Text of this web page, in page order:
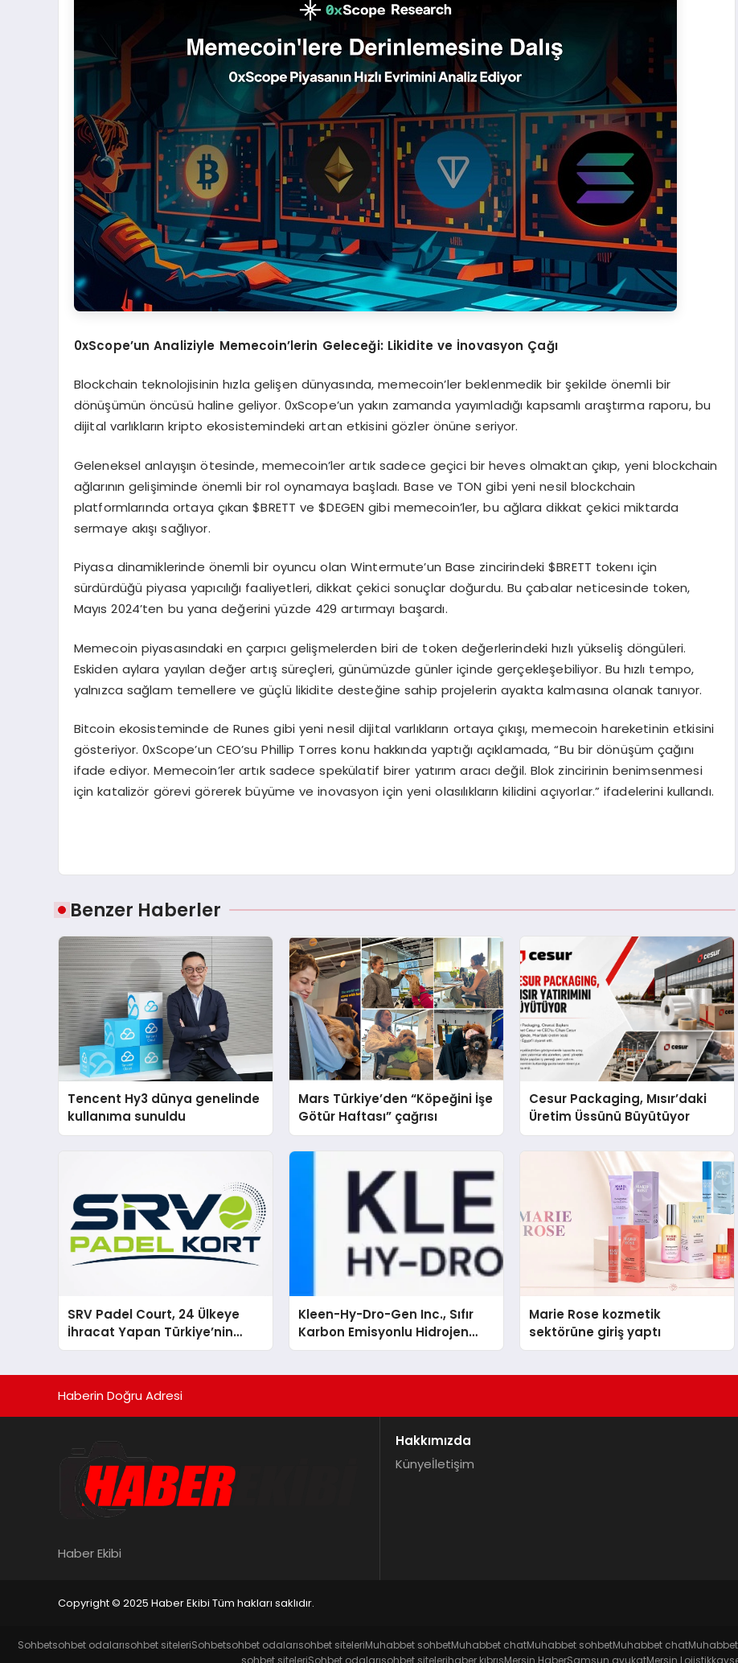
0xScope’un Analiziyle Memecoin’lerin Geleceği: Likidite ve İnovasyon Çağı
Blockchain teknolojisinin hızla gelişen dünyasında, memecoin’ler beklenmedik bir şekilde önemli bir
dönüşümün öncüsü haline geliyor. 0xScope’un yakın zamanda yayımladığı kapsamlı araştırma raporu, bu
dijital varlıkların kripto ekosistemindeki artan etkisini gözler önüne seriyor.
Geleneksel anlayışın ötesinde, memecoin’ler artık sadece geçici bir heves olmaktan çıkıp, yeni blockchain
ağlarının gelişiminde önemli bir rol oynamaya başladı. Base ve TON gibi yeni nesil blockchain
platformlarında ortaya çıkan $BRETT ve $DEGEN gibi memecoin’ler, bu ağlara dikkat çekici miktarda
sermaye akışı sağlıyor.
Piyasa dinamiklerinde önemli bir oyuncu olan Wintermute’un Base zincirindeki $BRETT tokenı için
sürdürdüğü piyasa yapıcılığı faaliyetleri, dikkat çekici sonuçlar doğurdu. Bu çabalar neticesinde token,
Mayıs 2024’ten bu yana değerini yüzde 429 artırmayı başardı.
Memecoin piyasasındaki en çarpıcı gelişmelerden biri de token değerlerindeki hızlı yükseliş döngüleri.
Eskiden aylara yayılan değer artış süreçleri, günümüzde günler içinde gerçekleşebiliyor. Bu hızlı tempo,
yalnızca sağlam temellere ve güçlü likidite desteğine sahip projelerin ayakta kalmasına olanak tanıyor.
Bitcoin ekosisteminde de Runes gibi yeni nesil dijital varlıkların ortaya çıkışı, memecoin hareketinin etkisini
gösteriyor. 0xScope’un CEO’su Phillip Torres konu hakkında yaptığı açıklamada, “Bu bir dönüşüm çağını
ifade ediyor. Memecoin’ler artık sadece spekülatif birer yatırım aracı değil. Blok zincirinin benimsenmesi
için katalizör görevi görerek büyüme ve inovasyon için yeni olasılıkların kilidini açıyorlar.” ifadelerini kullandı.
Benzer Haberler
Tencent Hy3 dünya genelinde
kullanıma sunuldu
Mars Türkiye’den “Köpeğini İşe
Götür Haftası” çağrısı
Cesur Packaging, Mısır’daki
Üretim Üssünü Büyütüyor
SRV Padel Court, 24 Ülkeye
İhracat Yapan Türkiye’nin
Padel Kortu Üretim Gücü
Kleen-Hy-Dro-Gen Inc., Sıfır
Karbon Emisyonlu Hidrojen
Isıtma Teknolojisinde ISO ve
Marie Rose kozmetik
sektörüne giriş yaptı
Haberin Doğru Adresi
Haber Ekibi
Hakkımızda
Künyeİletişim
Copyright © 2025 Haber Ekibi Tüm hakları saklıdır.
Sohbetsohbet odalarısohbet siteleriSohbetsohbet odalarısohbet siteleriMuhabbet sohbetMuhabbet chatMuhabbet sohbetMuhabbet chat
sohbet siteleriSohbet odalarısohbet sitelerihaber kıbrısMersin HaberSamsun avukatMersin Lojistik